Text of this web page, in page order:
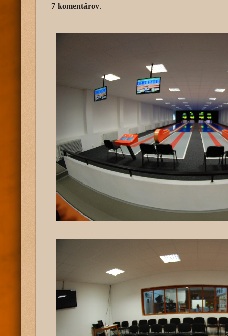
7 komentárov.